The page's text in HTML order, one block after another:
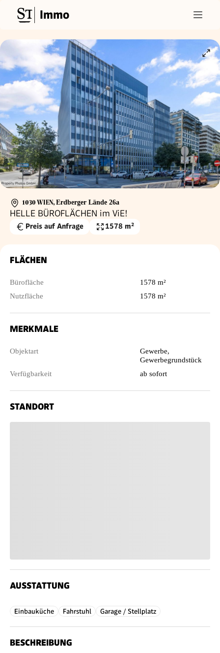
Immo
1030 WIEN, Erdberger Lände 26a
HELLE BÜROFLÄCHEN im ViE!
Preis auf Anfrage Nutzfläche
1578 m²
FLÄCHEN
Bürofläche
1578 m²
Nutzfläche
1578 m²
MERKMALE
Objektart
Gewerbe,
Gewerbegrundstück
Verfügbarkeit
ab sofort
STANDORT
AUSSTATTUNG
Einbauküche Fahrstuhl Garage / Stellplatz
BESCHREIBUNG